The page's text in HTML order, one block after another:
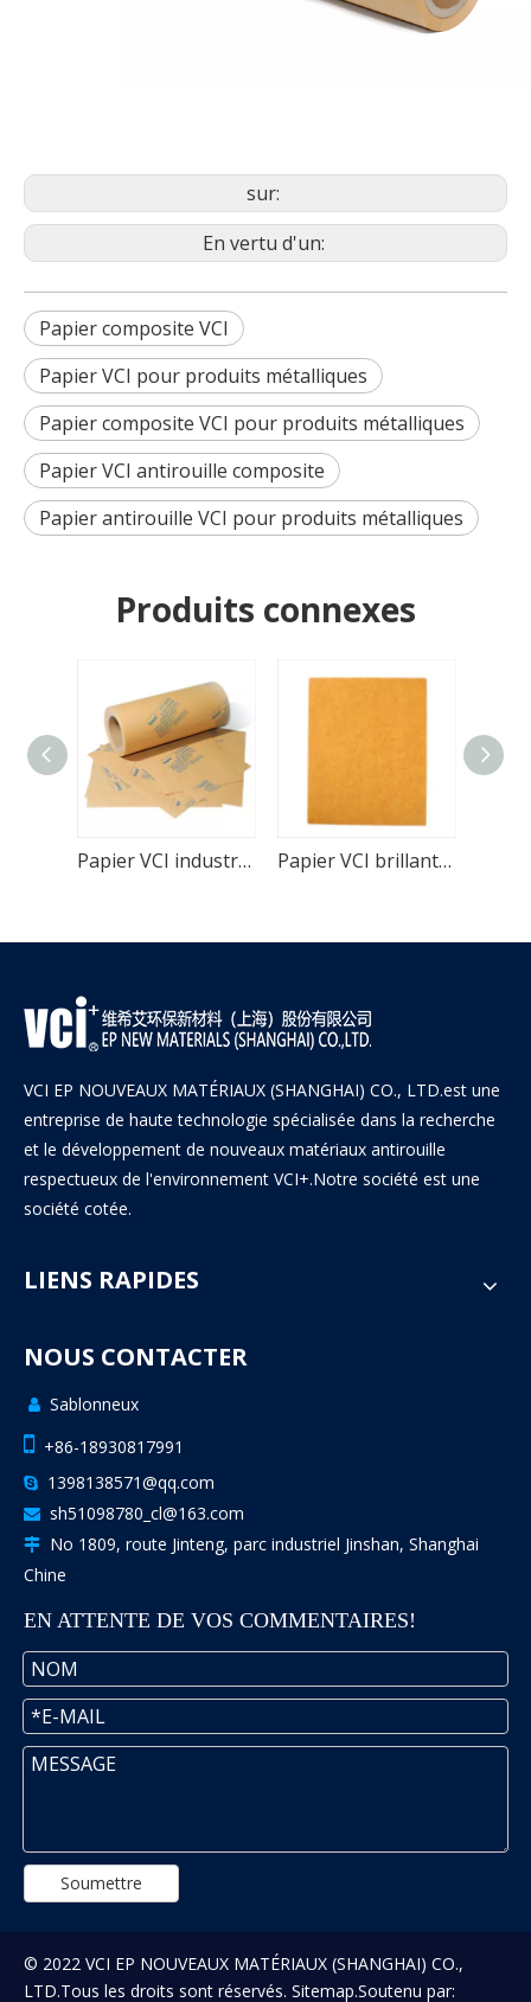
sur:
En vertu d'un:
Papier composite VCI
Papier VCI pour produits métalliques
Papier composite VCI pour produits métalliques
Papier VCI antirouille composite
Papier antirouille VCI pour produits métalliques
Produits connexes
Papier VCI industriel respectueux de l'environnement pour les produits métalliques Papier VCI brillant simple renforcé avec couche HDPE
VCI EP NOUVEAUX MATÉRIAUX (SHANGHAI) CO., LTD.est une
entreprise de haute technologie spécialisée dans la recherche
et le développement de nouveaux matériaux antirouille
respectueux de l'environnement VCI+.Notre société est une
société cotée.
LIENS RAPIDES
NOUS CONTACTER
 Sablonneux
 +86-18930817991
 1398138571@qq.com
 sh51098780_cl@163.com

No 1809, route Jinteng, parc industriel Jinshan, Shanghai
Chine
EN ATTENTE DE VOS COMMENTAIRES!
Soumettre
© 2022 VCI EP NOUVEAUX MATÉRIAUX (SHANGHAI) CO.,
LTD.Tous les droits sont réservés. Sitemap.Soutenu par: